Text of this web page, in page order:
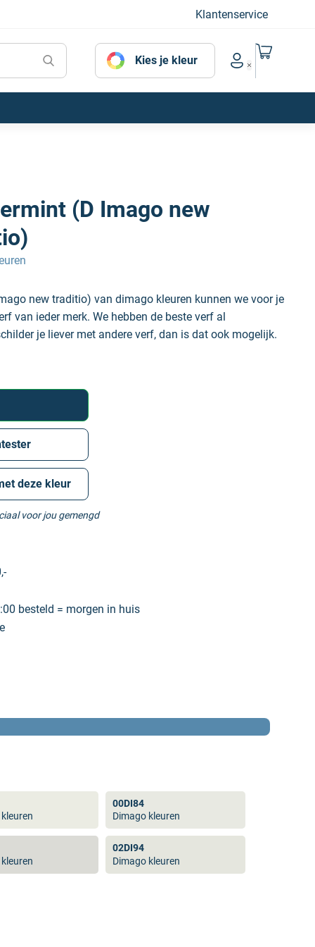
Klantenservice
Kies je kleur
Account menu
Naar mijn
(D Imago new
new traditio) van dimago kleuren kunnen we voor je
van ieder merk. We hebben de beste verf al
je liever met andere verf, dan is dat ook mogelijk.
deze kleur
voor jou gemengd
besteld = morgen in huis
00DI84
Dimago kleuren
02DI94
Dimago kleuren